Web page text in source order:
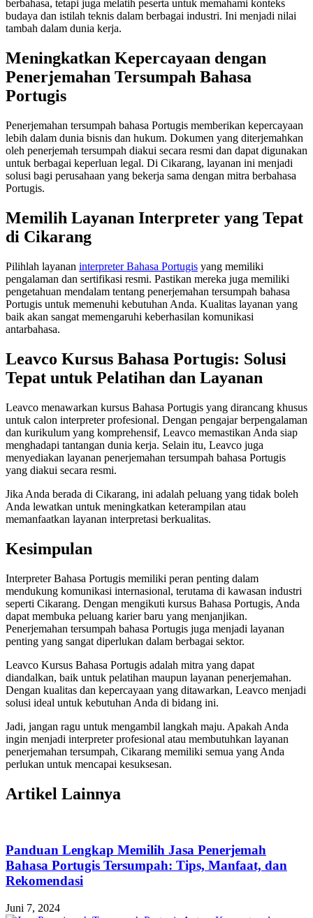
berbahasa, tetapi juga melatih peserta untuk memahami konteks
budaya dan istilah teknis dalam berbagai industri. Ini menjadi nilai
tambah dalam dunia kerja.
Meningkatkan Kepercayaan dengan
Penerjemahan Tersumpah Bahasa
Portugis
Penerjemahan tersumpah bahasa Portugis memberikan kepercayaan
lebih dalam dunia bisnis dan hukum. Dokumen yang diterjemahkan
oleh penerjemah tersumpah diakui secara resmi dan dapat digunakan
untuk berbagai keperluan legal. Di Cikarang, layanan ini menjadi
solusi bagi perusahaan yang bekerja sama dengan mitra berbahasa
Portugis.
Memilih Layanan Interpreter yang Tepat
di Cikarang
Pilihlah layanan interpreter Bahasa Portugis yang memiliki
pengalaman dan sertifikasi resmi. Pastikan mereka juga memiliki
pengetahuan mendalam tentang penerjemahan tersumpah bahasa
Portugis untuk memenuhi kebutuhan Anda. Kualitas layanan yang
baik akan sangat memengaruhi keberhasilan komunikasi
antarbahasa.
Leavco Kursus Bahasa Portugis: Solusi
Tepat untuk Pelatihan dan Layanan
Leavco menawarkan kursus Bahasa Portugis yang dirancang khusus
untuk calon interpreter profesional. Dengan pengajar berpengalaman
dan kurikulum yang komprehensif, Leavco memastikan Anda siap
menghadapi tantangan dunia kerja. Selain itu, Leavco juga
menyediakan layanan penerjemahan tersumpah bahasa Portugis
yang diakui secara resmi.
Jika Anda berada di Cikarang, ini adalah peluang yang tidak boleh
Anda lewatkan untuk meningkatkan keterampilan atau
memanfaatkan layanan interpretasi berkualitas.
Kesimpulan
Interpreter Bahasa Portugis memiliki peran penting dalam
mendukung komunikasi internasional, terutama di kawasan industri
seperti Cikarang. Dengan mengikuti kursus Bahasa Portugis, Anda
dapat membuka peluang karier baru yang menjanjikan.
Penerjemahan tersumpah bahasa Portugis juga menjadi layanan
penting yang sangat diperlukan dalam berbagai sektor.
Leavco Kursus Bahasa Portugis adalah mitra yang dapat
diandalkan, baik untuk pelatihan maupun layanan penerjemahan.
Dengan kualitas dan kepercayaan yang ditawarkan, Leavco menjadi
solusi ideal untuk kebutuhan Anda di bidang ini.
Jadi, jangan ragu untuk mengambil langkah maju. Apakah Anda
ingin menjadi interpreter profesional atau membutuhkan layanan
penerjemahan tersumpah, Cikarang memiliki semua yang Anda
perlukan untuk mencapai kesuksesan.
Artikel Lainnya
Panduan Lengkap Memilih Jasa Penerjemah
Bahasa Portugis Tersumpah: Tips, Manfaat, dan
Rekomendasi
Juni 7, 2024